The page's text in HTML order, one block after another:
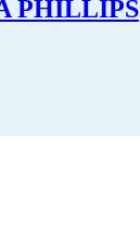
PHILLIPS